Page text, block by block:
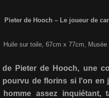
Pieter de Hooch – Le joueur de
Huile sur toile, 67cm x 77cm, Musée
Pieter de Hooch, une
pourvu de florins si l'on en
assez inquiétant,